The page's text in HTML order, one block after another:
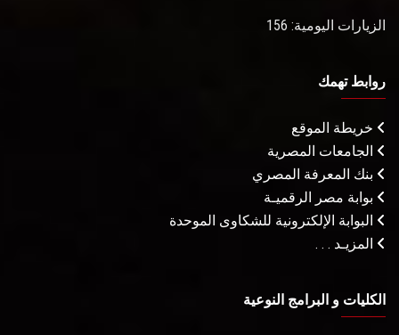
الزيارات اليومية: 156
روابط تهمك
خريطة الموقع
الجامعات المصرية
بنك المعرفة المصري
بوابة مصر الرقميـة
البوابة الإلكترونية للشكاوى الموحدة
المزيـد . . .
الكليات و البرامج النوعية